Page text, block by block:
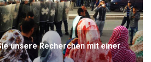
unsere Recherchen mit einer